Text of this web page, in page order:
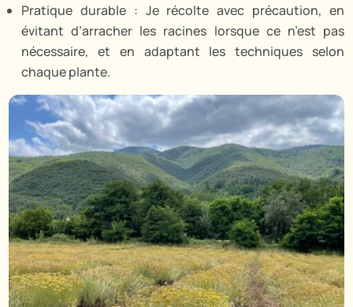
Pratique durable : Je récolte avec précaution, en
évitant d’arracher les racines lorsque ce n’est pas
nécessaire, et en adaptant les techniques selon
chaque plante.